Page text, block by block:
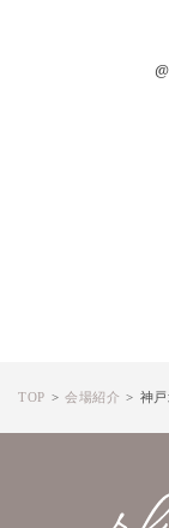
TOP 会場紹介 神